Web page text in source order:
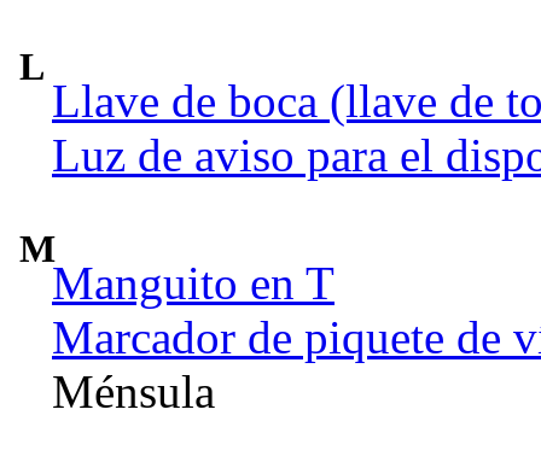
L
Llave de boca (llave de
Luz de aviso para el
M
Manguito en T
Marcador de piquete de
Ménsula